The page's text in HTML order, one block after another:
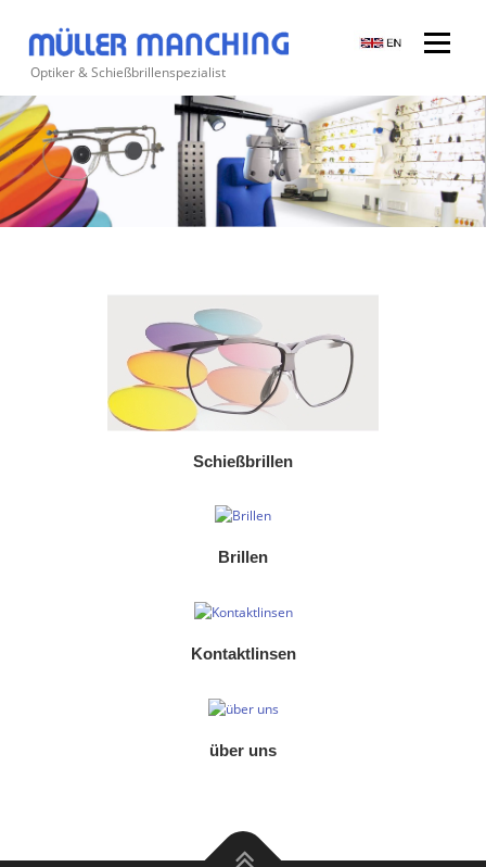
Inhalt
springen
Optiker & Schießbrillenspezialist
nach:
Menü
Schießbrillen
Brillen
Kontaktlinsen
über uns